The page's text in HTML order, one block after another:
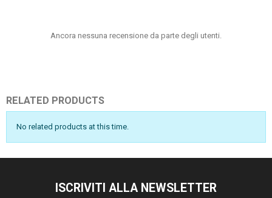
Ancora nessuna recensione da parte degli utenti.
RELATED PRODUCTS
No related products at this time.
ISCRIVITI ALLA NEWSLETTER